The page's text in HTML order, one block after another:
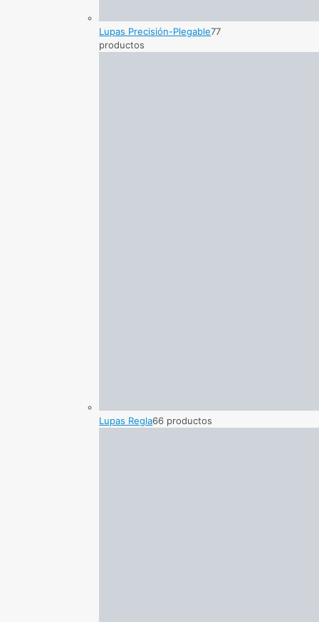
Lupas Precisión-Plegable77
productos
Lupas Regla66 productos